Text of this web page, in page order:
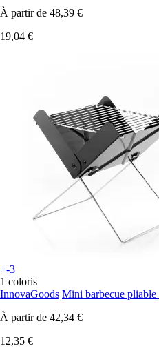
À partir de 48,39 €
19,04 €
+-3
1 coloris
InnovaGoods Mini barbecue pliable
À partir de 42,34 €
12,35 €